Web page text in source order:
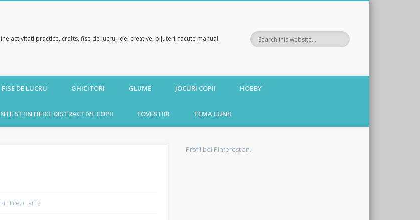
activitati practice, crafts, fise de lucru, idei creative, bijuterii facute manual
FISE DE LUCRU GHICITORI GLUME JOCURI COPII HOBBY
STIINTIFICE DISTRACTIVE COPII POVESTIRI TEMA LUNII
, Poezii iarna
Profil bei Pinterest an.